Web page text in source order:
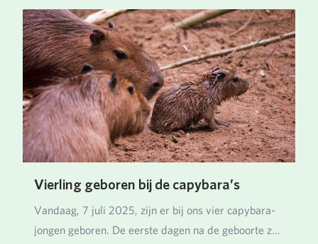
Vierling geboren bij de capybara’s
Vandaag, 7 juli 2025, zijn er bij ons vier capybara-
jongen geboren. De eerste dagen na de geboorte z…